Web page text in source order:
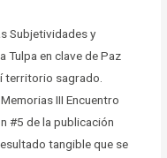
Subjetividades y
Tulpa en clave de Paz
territorio sagrado.
III Encuentro
#5 de la publicación
tangible que se